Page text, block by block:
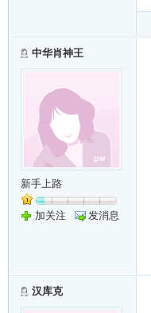
中华肖神王
新手上路
加关注 发消息
汉库克